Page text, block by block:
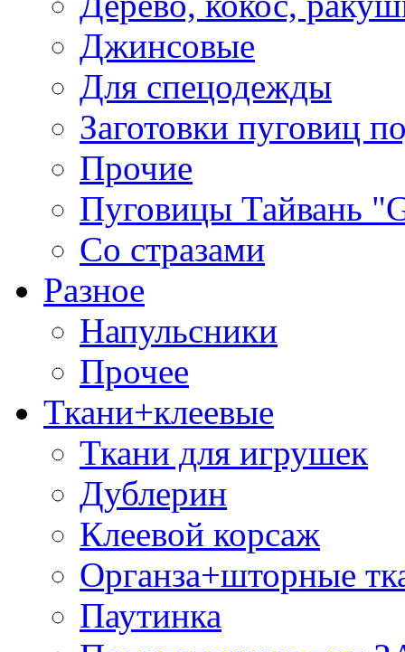
Джинсовые
Для спецодежды
Заготовки пуговиц
Прочие
Пуговицы Тайвань
Со стразами
Разное
Напульсники
Прочее
Ткани+клеевые
Ткани для игрушек
Дублерин
Клеевой корсаж
Органза+шторные
Паутинка